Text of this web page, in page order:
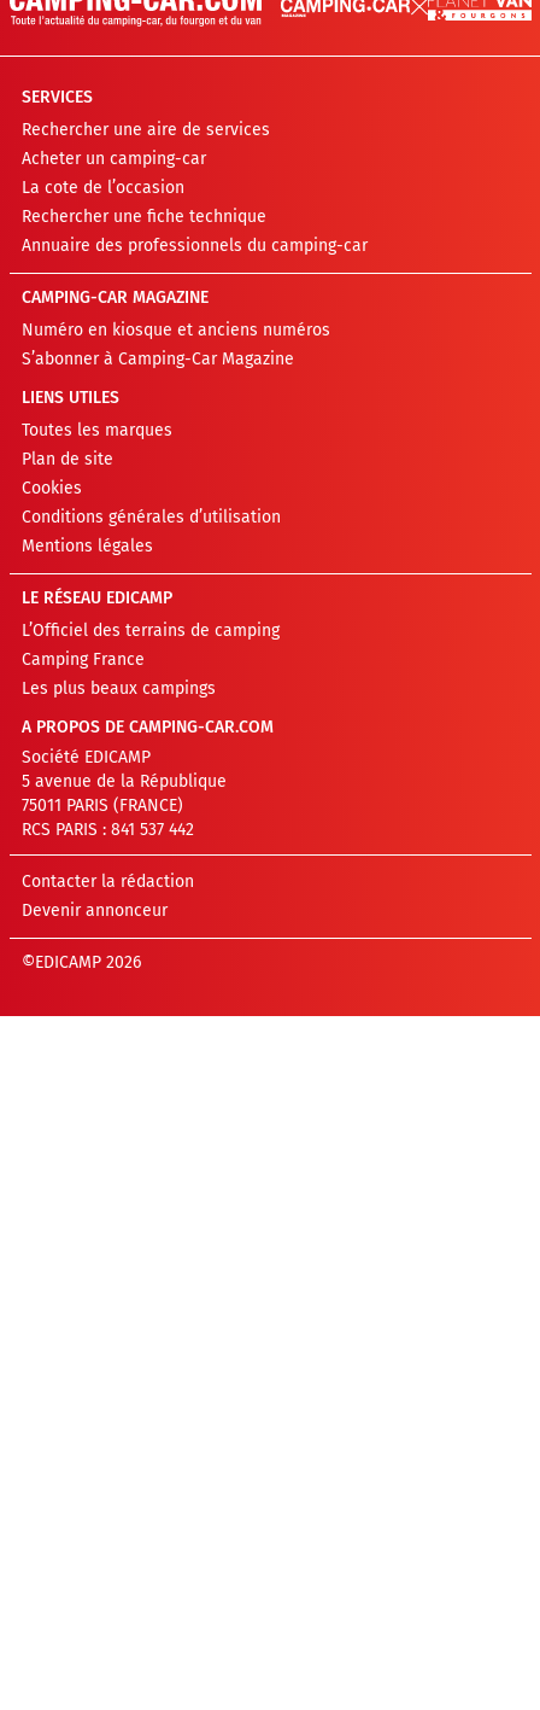
SERVICES
Rechercher une aire de services
Acheter un camping-car
La cote de l’occasion
Rechercher une fiche technique
Annuaire des professionnels du camping-car
CAMPING-CAR MAGAZINE
Numéro en kiosque et anciens numéros
S’abonner à Camping-Car Magazine
LIENS UTILES
Toutes les marques
Plan de site
Cookies
Conditions générales d’utilisation
Mentions légales
LE RÉSEAU EDICAMP
L’Officiel des terrains de camping
Camping France
Les plus beaux campings
A PROPOS DE CAMPING-CAR.COM
Société EDICAMP
5 avenue de la République
75011 PARIS (FRANCE)
RCS PARIS : 841 537 442
Contacter la rédaction
Devenir annonceur
©EDICAMP 2026